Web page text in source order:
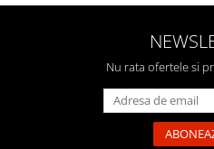
Nu rata ofertele si